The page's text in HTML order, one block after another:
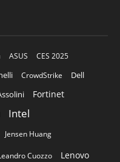
ASUS
CES 2025
CrowdStrike Dell
Fortinet
Intel
Jensen Huang
Cuozzo Lenovo